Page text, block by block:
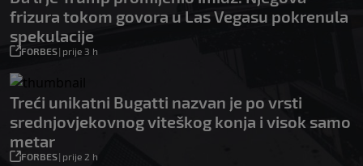
frizura tokom govora u Las Vegasu pokrenula
spekulacije
FORBES| prije 3 h
Treći unikatni Bugatti nazvan je po vrsti
srednjovjekovnog viteškog konja i visok samo
metar
FORBES| prije 2 h